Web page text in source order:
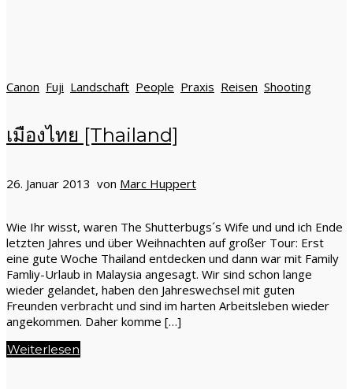
Canon Fuji Landschaft People Praxis Reisen Shooting
เมืองไทย [Thailand]
26. Januar 2013 von Marc Huppert
Wie Ihr wisst, waren The Shutterbugs´s Wife und und ich Ende
letzten Jahres und über Weihnachten auf großer Tour: Erst
eine gute Woche Thailand entdecken und dann war mit Family
Famliy-Urlaub in Malaysia angesagt. Wir sind schon lange
wieder gelandet, haben den Jahreswechsel mit guten
Freunden verbracht und sind im harten Arbeitsleben wieder
angekommen. Daher komme […]
Weiterlesen